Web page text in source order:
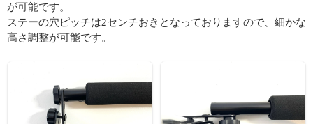
が可能です。
ステーの穴ピッチは2センチおきとなっておりますので、細かな
高さ調整が可能です。